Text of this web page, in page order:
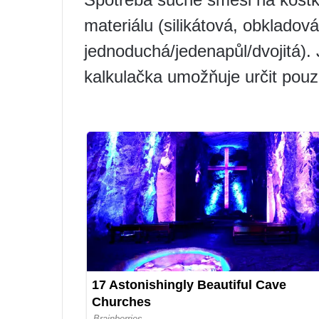
materiálu (silikátová,
jednoduchá/jedenapůl/
kalkulačka umožňuje určit